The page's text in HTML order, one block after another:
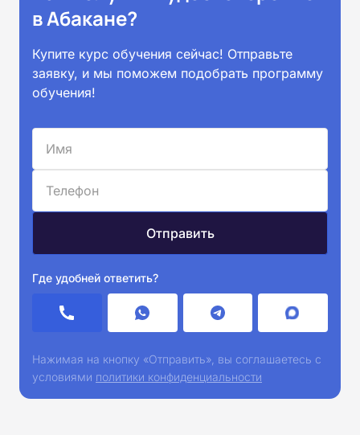
в Абакане?
Купите курс обучения сейчас! Отправьте
заявку, и мы поможем подобрать программу
обучения!
Где удобней ответить?
Нажимая на кнопку «Отправить», вы соглашаетесь с
условиями политики конфиденциальности